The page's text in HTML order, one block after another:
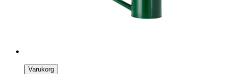
Varukorg